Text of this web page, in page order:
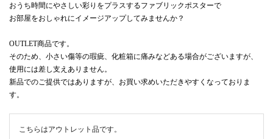
おうち時間にやさしい彩りをプラスするファブリックポスターで
お部屋をおしゃれにイメージアップしてみませんか？
OUTLET商品です。
そのため、小さい傷等の瑕疵、化粧箱に痛みなどある場合がございますが、
使用には差し支えありません。
新品でのご提供ではありますが、お買い求めいただきやすくなっておりま
す。
こちらはアウトレット品です。